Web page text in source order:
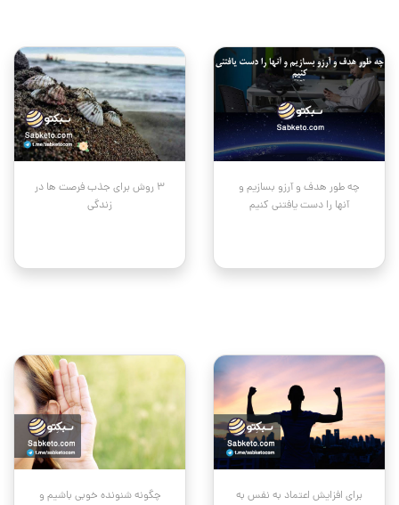
چه طور هدف و آرزو بسازیم و
آنها را دست یافتنی کنیم
۳ روش برای جذب فرصت ها در
زندگی
برای افزایش اعتماد به نفس به
چگونه شنونده خوبی باشیم و